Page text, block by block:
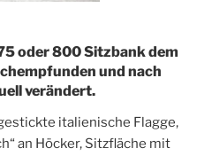
oder 800 Sitzbank dem
und nach
verändert.
italienische Flagge,
an Höcker, Sitzfläche mit